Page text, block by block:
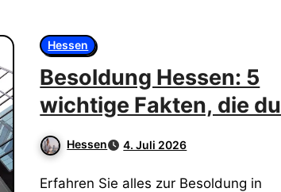
Hessen
Besoldung Hessen: 5
wichtige Fakten, die du
wissen musst!
Hessen 4. Juli 2026
Erfahren Sie alles zur Besoldung in